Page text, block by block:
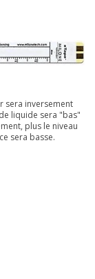
sera inversement
liquide sera "bas"
plus le niveau
sera basse.